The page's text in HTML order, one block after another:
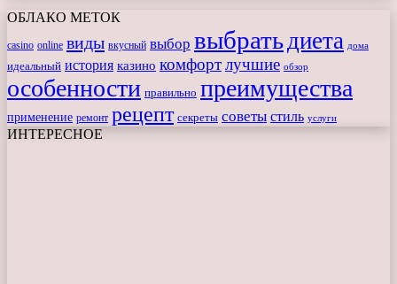
ОБЛАКО МЕТОК
casino online виды вкусный выбор выбрать диета дома
идеальный история казино комфортлучшие обзор
особенности правильно преимущества
применение ремонт рецепт секреты советы стиль услуги
ИНТЕРЕСНОЕ